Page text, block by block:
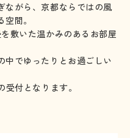
ながら、京都ならではの風
間。
敷いた温かみのあるお部屋
中でゆったりとお過ごしい
付となります。